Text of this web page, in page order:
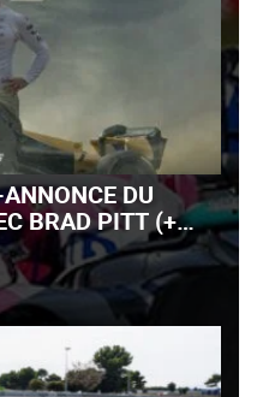
DU
BRAD PITT (+